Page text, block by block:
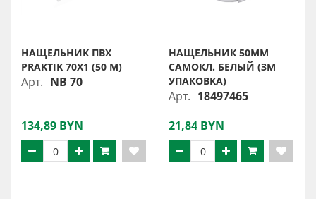
НАЩЕЛЬНИК ПВХ
PRAKTIK 70X1 (50 М)
Арт. NB 70
134,89 BYN
НАЩЕЛЬНИК 50ММ
САМОКЛ. БЕЛЫЙ (3М
УПАКОВКА)
Арт. 18497465
21,84 BYN